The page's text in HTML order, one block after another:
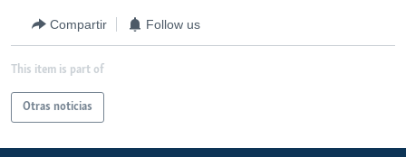
Compartir Follow us
This item is part of
Otras noticias